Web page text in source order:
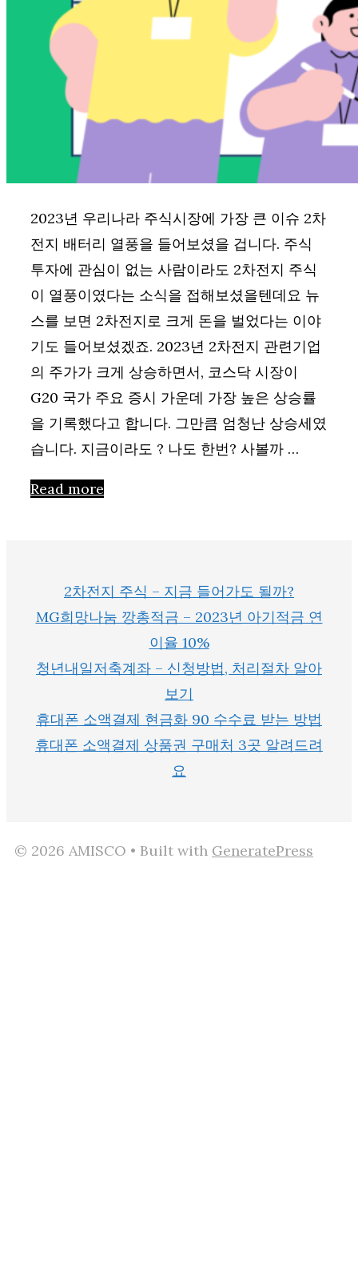
2023년 우리나라 주식시장에 가장 큰 이슈 2차
전지 배터리 열풍을 들어보셨을 겁니다. 주식
투자에 관심이 없는 사람이라도 2차전지 주식
이 열풍이였다는 소식을 접해보셨을텐데요 뉴
스를 보면 2차전지로 크게 돈을 벌었다는 이야
기도 들어보셨겠죠. 2023년 2차전지 관련기업
의 주가가 크게 상승하면서, 코스닥 시장이
G20 국가 주요 증시 가운데 가장 높은 상승률
을 기록했다고 합니다. 그만큼 엄청난 상승세였
습니다. 지금이라도 ? 나도 한번? 사볼까 …
Read more
2차전지 주식 – 지금 들어가도 될까?
MG희망나눔 깡총적금 – 2023년 아기적금 연
이율 10%
청년내일저축계좌 – 신청방법, 처리절차 알아
보기
휴대폰 소액결제 현금화 90 수수료 받는 방법
휴대폰 소액결제 상품권 구매처 3곳 알려드려
요
© 2026 AMISCO • Built with GeneratePress